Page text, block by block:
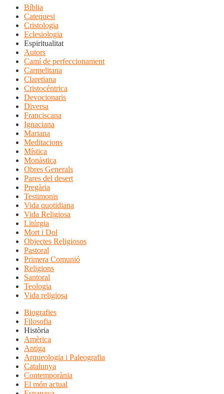
Bíblia
Catequesi
Cristologia
Eclesiologia
Espiritualitat
Autors
Camí de perfeccionament
Carmelitana
Claretiana
Cristocéntrica
Devocionaris
Diversa
Franciscana
Ignaciana
Mariana
Meditacions
Mística
Monàstica
Obres Generals
Pares del desert
Pregària
Testimonis
Vida quotidiana
Vida Religiosa
Litúrgia
Mort i Dol
Objectes Religiosos
Pastoral
Primera Comunió
Religions
Santoral
Teologia
Vida religiosa
Biografies
Filosofia
Història
Amèrica
Antiga
Arqueologia i Paleografia
Catalunya
Contemporània
El món actual